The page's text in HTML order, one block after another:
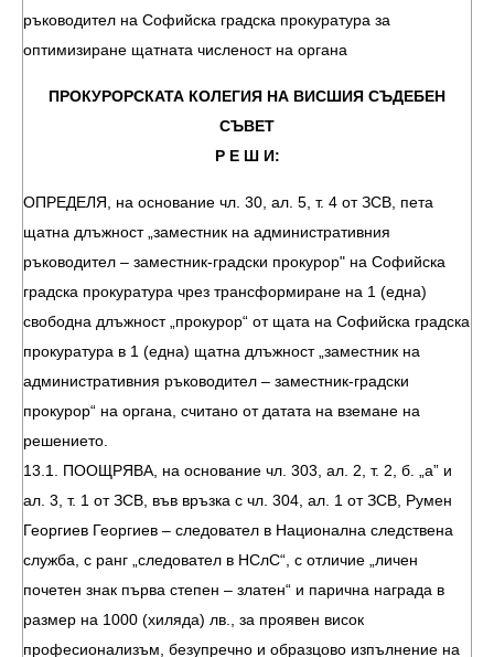
ръководител на Софийска градска прокуратура за
оптимизиране щатната численост на органа
ПРОКУРОРСКАТА КОЛЕГИЯ НА ВИСШИЯ СЪДЕБЕН
СЪВЕТ
Р Е Ш И:
ОПРЕДЕЛЯ, на основание чл. 30, ал. 5, т. 4 от ЗСВ, пета
щатна длъжност „заместник на административния
ръководител – заместник-градски прокурор" на Софийска
градска прокуратура чрез трансформиране на 1 (една)
свободна длъжност „прокурор“ от щата на Софийска градска
прокуратура в 1 (една) щатна длъжност „заместник на
административния ръководител – заместник-градски
прокурор“ на органа, считано от датата на вземане на
решението.
13.1. ПООЩРЯВА, на основание чл. 303, ал. 2, т. 2, б. „а” и
ал. 3, т. 1 от ЗСВ, във връзка с чл. 304, ал. 1 от ЗСВ, Румен
Георгиев Георгиев – следовател в Национална следствена
служба, с ранг „следовател в НСлС“, с отличие „личен
почетен знак първа степен – златен“ и парична награда в
размер на 1000 (хиляда) лв., за проявен висок
професионализъм, безупречно и образцово изпълнение на